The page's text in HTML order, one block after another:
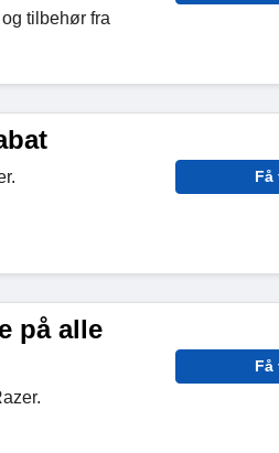
tilbehør fra
Få
på alle
Få